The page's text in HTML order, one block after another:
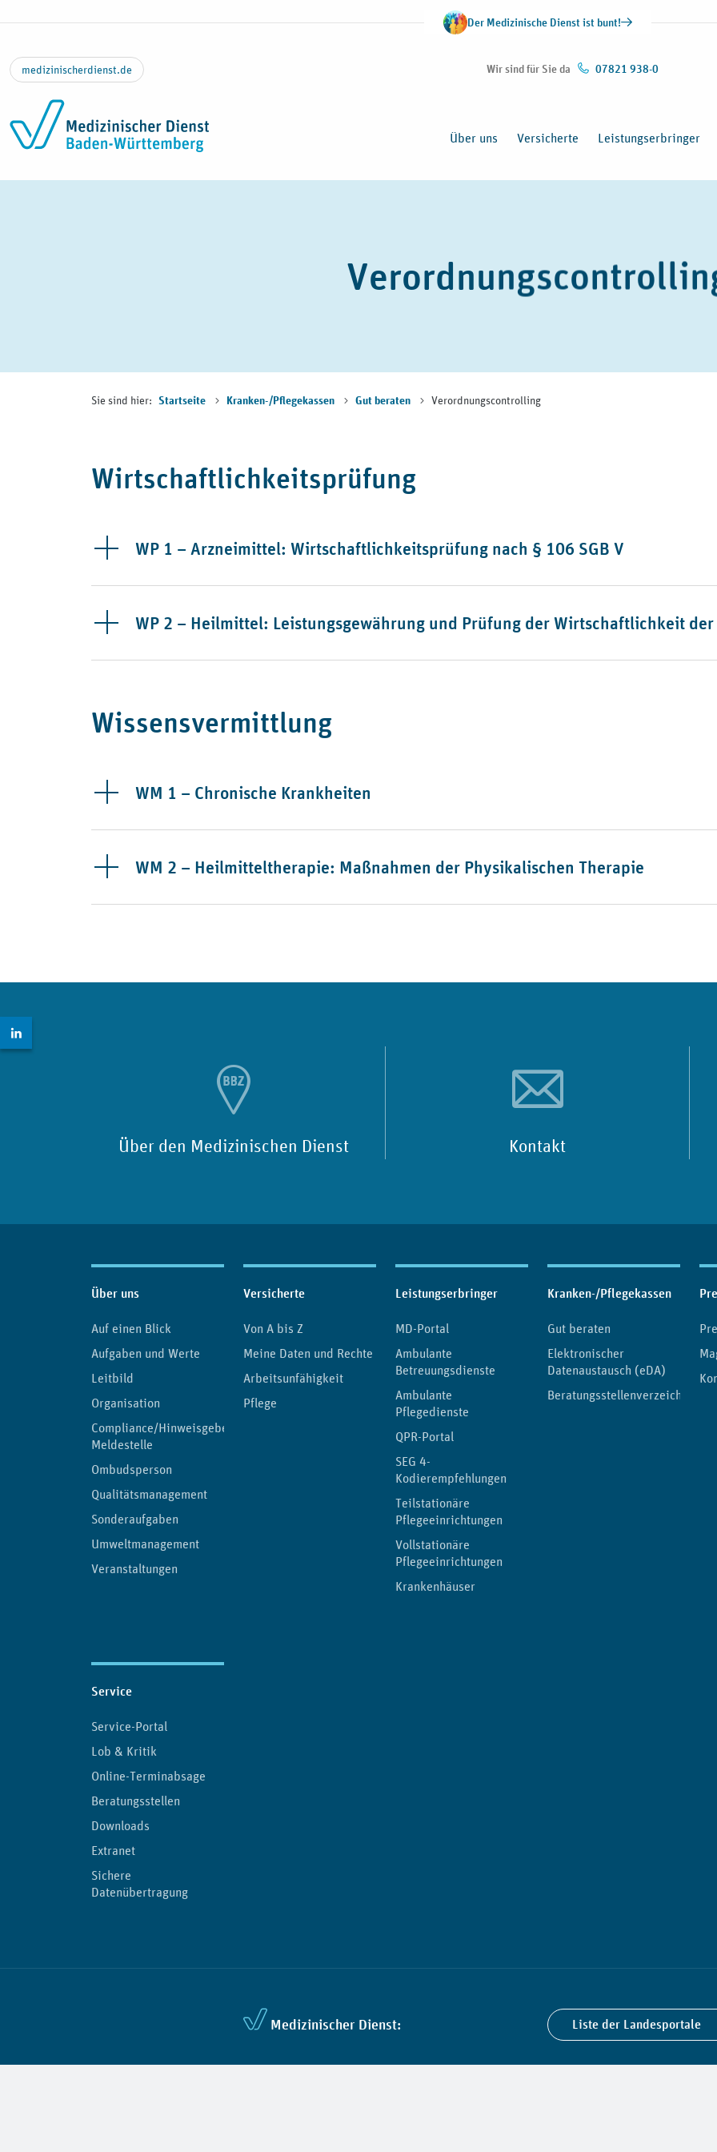
Der Medizinische Dienst ist bunt!
medizinischerdienst.de Wir sind für Sie da 07821 938-0
Über uns Versicherte Leistungserbringer
Sie sind hier: Startseite Kranken-/Pflegekassen Gut beraten Verordnungscontrolling
Wirtschaftlichkeitsprüfung
WP 1 – Arzneimittel: Wirtschaftlichkeitsprüfung nach § 106 SGB V
WP 2 – Heilmittel: Leistungsgewährung und Prüfung der Wirtschaftlichkeit
Wissensvermittlung
WM 1 – Chronische Krankheiten
WM 2 – Heilmitteltherapie: Maßnahmen der Physikalischen Therapie
Über den Medizinischen Dienst Kontakt
Inhaltsübersicht
Über uns
Auf einen Blick
Aufgaben und Werte
Leitbild
Organisation
Compliance/Hinweisgeber-
Meldestelle
Ombudsperson
Qualitätsmanagement
Sonderaufgaben
Umweltmanagement
Veranstaltungen
Versicherte
Von A bis Z
Meine Daten und Rechte
Arbeitsunfähigkeit
Pflege
Leistungserbringer
MD-Portal
Ambulante
Betreuungsdienste
Ambulante
Pflegedienste
QPR-Portal
SEG 4-
Kodierempfehlungen
Teilstationäre
Pflegeeinrichtungen
Vollstationäre
Pflegeeinrichtungen
Krankenhäuser
Kranken-/Pflegekassen
Gut beraten
Elektronischer
Datenaustausch (eDA)
Beratungsstellenverzeichnis
Service
Service-Portal
Lob & Kritik
Online-Terminabsage
Beratungsstellen
Downloads
Extranet
Sichere
Datenübertragung
Medizinischer Dienst: Liste der Landesportale